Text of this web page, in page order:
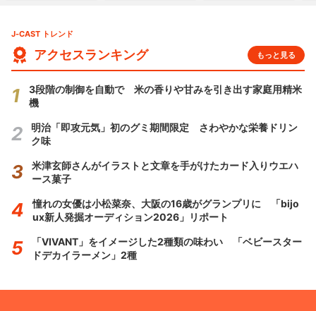
J-CAST トレンド
アクセスランキング もっと見る
3段階の制御を自動で 米の香りや甘みを引き出す家庭用精米
機
明治「即攻元気」初のグミ期間限定 さわやかな栄養ドリン
ク味
米津玄師さんがイラストと文章を手がけたカード入りウエハ
ース菓子
憧れの女優は小松菜奈、大阪の16歳がグランプリに 「bijo
ux新人発掘オーディション2026」リポート
「VIVANT」をイメージした2種類の味わい 「ベビースター
ドデカイラーメン」2種